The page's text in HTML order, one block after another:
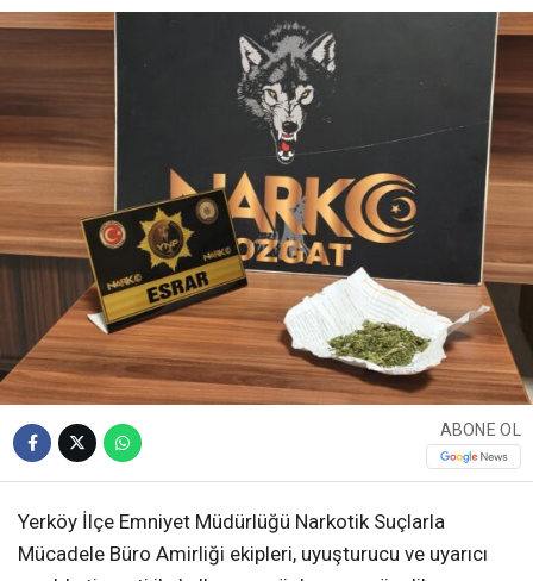
ABONE OL
Yerköy İlçe Emniyet Müdürlüğü Narkotik Suçlarla
Mücadele Büro Amirliği ekipleri, uyuşturucu ve uyarıcı